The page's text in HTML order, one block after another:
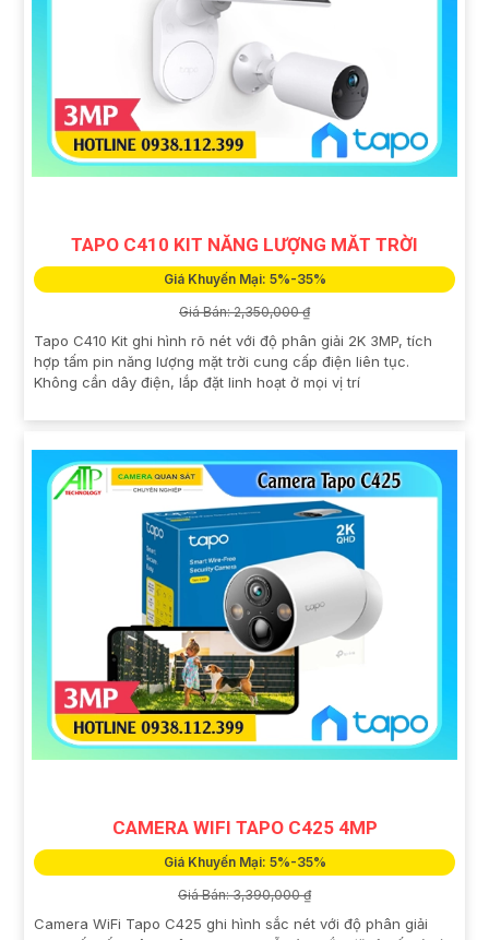
TAPO C410 KIT NĂNG LƯỢNG MĂT TRỜI
Giá Khuyến Mại: 5%-35%
Giá Bán: 2,350,000 ₫
Tapo C410 Kit ghi hình rõ nét với độ phân giải 2K 3MP, tích
hợp tấm pin năng lượng mặt trời cung cấp điện liên tục.
Không cần dây điện, lắp đặt linh hoạt ở mọi vị trí
CAMERA WIFI TAPO C425 4MP
Giá Khuyến Mại: 5%-35%
Giá Bán: 3,390,000 ₫
Camera WiFi Tapo C425 ghi hình sắc nét với độ phân giải